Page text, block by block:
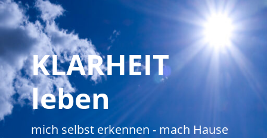
KLARHEIT
leben
mich selbst erkennen - mach Hause